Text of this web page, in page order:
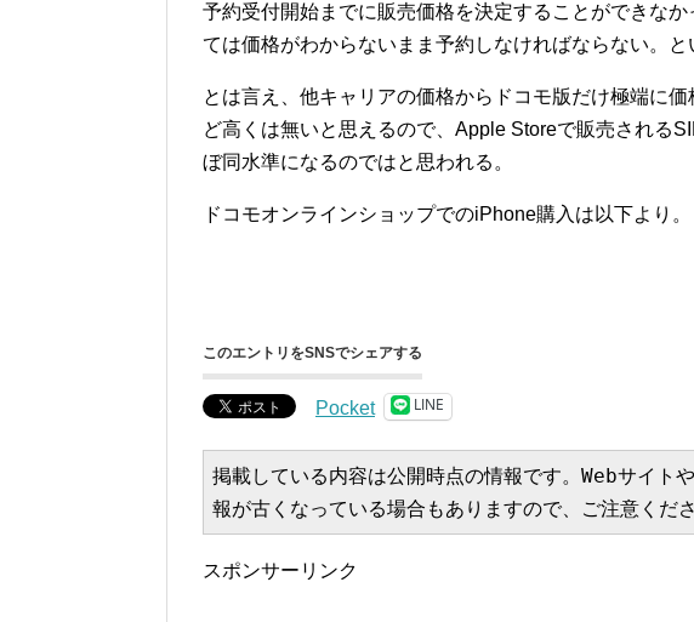
予約受付開始までに販売価格を決定することができな
ては価格がわからないまま予約しなければならない。と
とは言え、他キャリアの価格からドコモ版だけ極端に
ど高くは無いと思えるので、Apple Storeで販売される
ぼ同水準になるのではと思われる。
ドコモオンラインショップでのiPhone購入は以下より。
このエントリをSNSでシェアする
Pocket LINE
掲載している内容は公開時点の情報です。Webサイト
報が古くなっている場合もありますので、ご注意くださ
スポンサーリンク